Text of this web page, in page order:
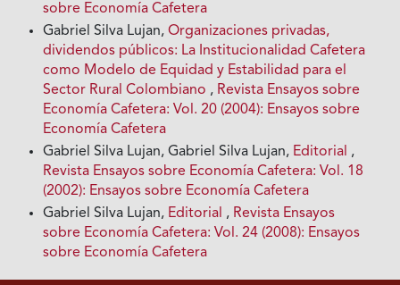
sobre Economía Cafetera
Gabriel Silva Lujan,Organizaciones privadas,
dividendos públicos: La Institucionalidad Cafetera
como Modelo de Equidad y Estabilidad para el
Sector Rural Colombiano , Revista Ensayos sobre
Economía Cafetera: Vol. 20 (2004): Ensayos sobre
Economía Cafetera
Gabriel Silva Lujan, Gabriel Silva Lujan, Editorial ,
Revista Ensayos sobre Economía Cafetera: Vol. 18
(2002): Ensayos sobre Economía Cafetera
Gabriel Silva Lujan, Editorial , Revista Ensayos
sobre Economía Cafetera: Vol. 24 (2008): Ensayos
sobre Economía Cafetera